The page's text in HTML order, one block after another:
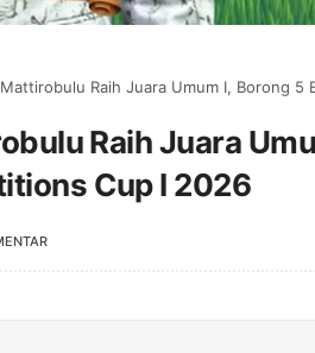
Raih Juara Umum I, Borong 5
Raih Juara
Cup I 2026